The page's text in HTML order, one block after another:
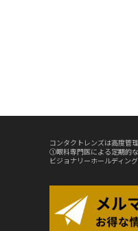
コンタクトレンズは高度管
①眼科専門医による定期的
ビジョナリーホールディン